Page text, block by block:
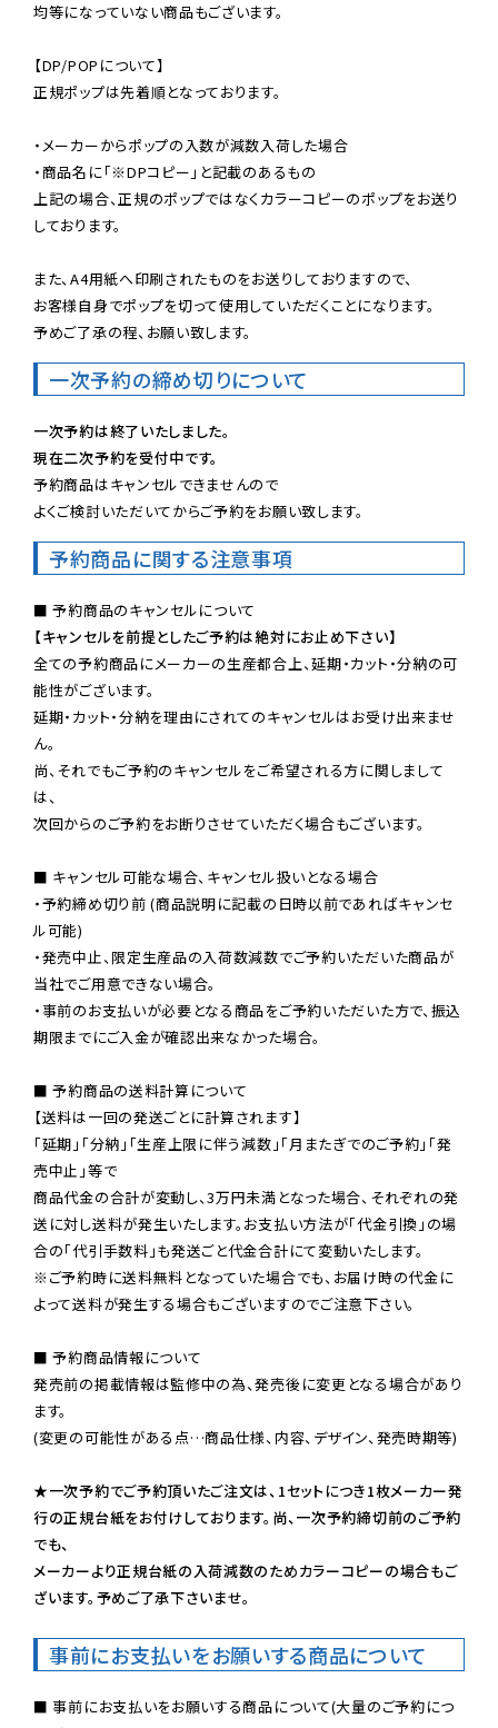
均等になっていない商品もございます。
【DP/POPについて】
正規ポップは先着順となっております。
・メーカーからポップの入数が減数入荷した場合
・商品名に「※DPコピー」と記載のあるもの
上記の場合、正規のポップではなくカラーコピーのポップをお送り
しております。
また、A4用紙へ印刷されたものをお送りしておりますので、
お客様自身でポップを切って使用していただくことになります。
予めご了承の程、お願い致します。
一次予約の締め切りについて
一次予約は終了いたしました。
現在二次予約を受付中です。
予約商品はキャンセルできませんので
よくご検討いただいてからご予約をお願い致します。
予約商品に関する注意事項
【キャンセルを前提としたご予約は絶対にお止め下さい】
全ての予約商品にメーカーの生産都合上、延期・カット・分納の可
能性がございます。
延期・カット・分納を理由にされてのキャンセルはお受け出来ませ
ん。
尚、それでもご予約のキャンセルをご希望される方に関しまして
は、
次回からのご予約をお断りさせていただく場合もございます。
■ キャンセル可能な場合、キャンセル扱いとなる場合
・予約締め切り前 (商品説明に記載の日時以前であればキャンセ
ル可能)
・発売中止、限定生産品の入荷数減数でご予約いただいた商品が
当社でご用意できない場合。
・事前のお支払いが必要となる商品をご予約いただいた方で、振込
期限までにご入金が確認出来なかった場合。
■ 予約商品の送料計算について
【送料は一回の発送ごとに計算されます】
「延期」「分納」「生産上限に伴う減数」「月またぎでのご予約」「発
売中止」等で
商品代金の合計が変動し、3万円未満となった場合、それぞれの発
送に対し送料が発生いたします。お支払い方法が「代金引換」の場
※ご予約時に送料無料となっていた場合でも、お届け時の代金に
よって送料が発生する場合もございますのでご注意下さい。
■ 予約商品情報について
発売前の掲載情報は監修中の為、発売後に変更となる場合があり
ます。
(変更の可能性がある点…商品仕様、内容、デザイン、発売時期等)
★一次予約でご予約頂いたご注文は、1セットにつき1枚メーカー発
行の正規台紙をお付けしております。尚、一次予約締切前のご予約
でも、
メーカーより正規台紙の入荷減数のためカラーコピーの場合もご
ざいます。予めご了承下さいませ。
事前にお支払いをお願いする商品について
■ 事前にお支払いをお願いする商品について(大量のご予約につ